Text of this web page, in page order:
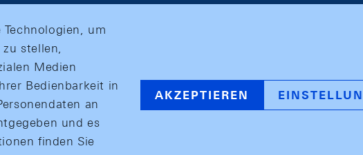
um
stellen,
Medien
Bedienbarkeit in
an
und es
finden Sie
AKZEPTIEREN